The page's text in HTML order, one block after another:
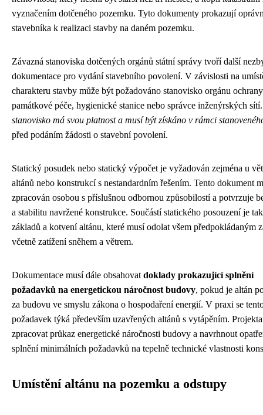
vyznačením dotčeného pozemku. Tyto dokumenty prokazují
stavebníka k realizaci stavby na daném pozemku.
Závazná stanoviska dotčených orgánů státní správy tvoří další
dokumentace pro vydání stavebního povolení. V závislosti na
charakteru stavby může být požadováno stanovisko orgánu
památkové péče, hygienické stanice nebo správce inženýrských
stanovisko má svou platnost a musí být získáno v rámci
před podáním žádosti o stavební povolení.
Statický posudek nebo statický výpočet je vyžadován zejména u
altánů nebo konstrukcí s nestandardním řešením. Tento dokument
zpracován osobou s příslušnou odbornou způsobilostí a potvrzuje
a stabilitu navržené konstrukce. Součástí statického posouzení je
základů a kotvení altánu, které musí odolat všem předpokládaným
včetně zatížení sněhem a větrem.
Dokumentace musí dále obsahovat doklady prokazující splnění
požadavků na energetickou náročnost budovy, pokud je altán
za budovu ve smyslu zákona o hospodaření energií. V praxi se
požadavek týká především uzavřených altánů s vytápěním.
zpracovat průkaz energetické náročnosti budovy a navrhnout
splnění minimálních požadavků na tepelně technické vlastnosti
Umístění altánu na pozemku a odstupy